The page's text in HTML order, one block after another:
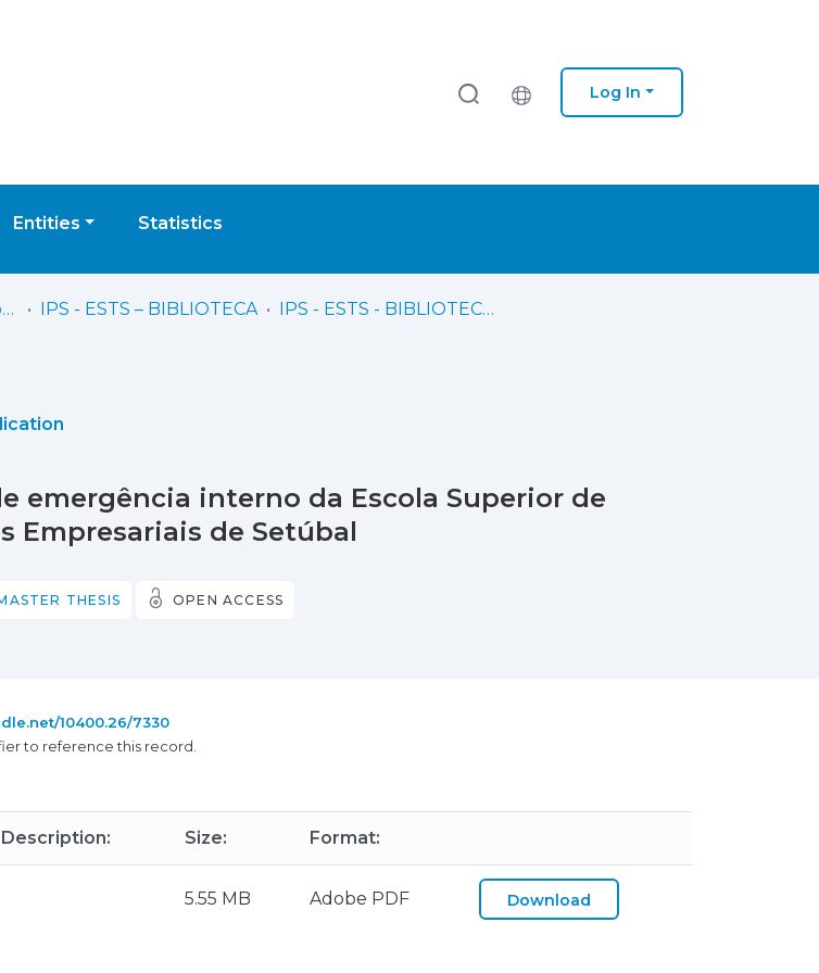
Log In
Entities Statistics
IPS - ESTS - Escola Superior de Tecnologia de Setúbal IPS - ESTS – BIBLIOTECA
IPS - ESTS - BIBLIOTECA - Monografias de pós-graduações
emergência interno da Escola Superior de
Empresariais de Setúbal
THESIS OPEN ACCESS
10400.26/7330
to reference this record.
Description: Size: Format:
5.55 MB Adobe PDF Download